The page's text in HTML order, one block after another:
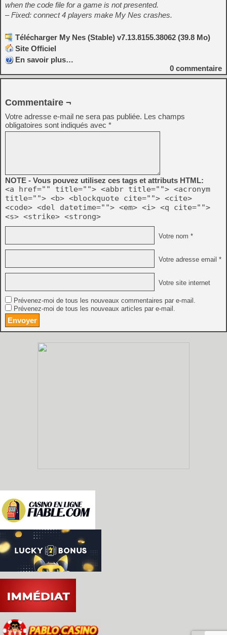
when the code file for a game is not presented.
– Fixed: connect 4 players make My Nes crashes.
Télécharger My Nes (Stable) v7.13.8155.38062 (39.8 Mo)
Site Officiel
En savoir plus…
0 commentaire
Commentaire ¬
Votre adresse e-mail ne sera pas publiée. Les champs
obligatoires sont indiqués avec *
NOTE - Vous pouvez utilisez ces tags et attributs HTML:
<a href="" title=""> <abbr title=""> <acronym
title=""> <b> <blockquote cite=""> <cite>
<code> <del datetime=""> <em> <i> <q cite="">
<s> <strike> <strong>
Votre nom *
Votre adresse email *
Votre site internet
Prévenez-moi de tous les nouveaux commentaires par e-mail.
Prévenez-moi de tous les nouveaux articles par e-mail.